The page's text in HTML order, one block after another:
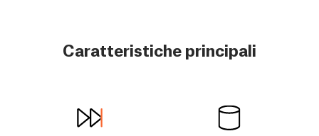
Caratteristiche principali